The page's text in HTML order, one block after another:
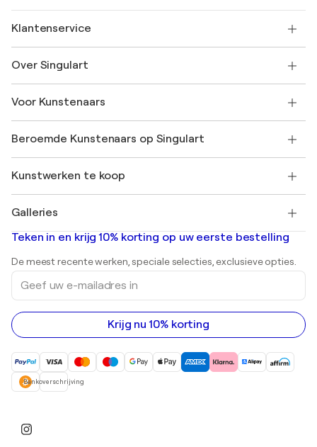
Klantenservice
Verzenden
SINGULART Cadeaubon
Neem deel aan ons handelsprogramma
Mijn Account
+31 20 241 4758
Over Singulart
Veelgestelde Vragen
Singulart Magazine
Werken bij SINGULART
Ontdek gecureerde originele kunst
Voor Kunstenaars
Inloggen als Artiest
Beroemde Kunstenaars op Singulart
Marc Chagall
Banksy
Mr. Brainwash
Shepard Fairey
Kunstwerken te koop
Abstracte schilderijen te koop
Landschapsschilderijen
Beelden
Acrylverfschilderijen
Galleries
Kunstgaleries in Nederland
Teken in en krijg 10% korting op uw eerste bestelling
De meest recente werken, speciale selecties, exclusieve opties.
Geef
uw
e-
mailadres
in
Krijg nu 10% korting
Bankoverschrijving